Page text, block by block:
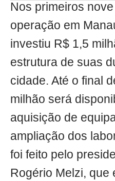
Nos primeiros
operação em
investiu R$ 1,5
estrutura de suas
cidade. Até o final
milhão será
aquisição de
ampliação dos
foi feito pelo
Rogério Melzi, que